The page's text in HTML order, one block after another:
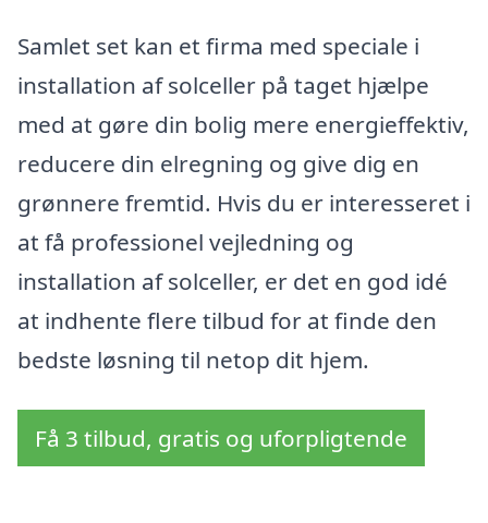
Samlet set kan et firma med speciale i
installation af solceller på taget hjælpe
med at gøre din bolig mere energieffektiv,
reducere din elregning og give dig en
grønnere fremtid. Hvis du er interesseret i
at få professionel vejledning og
installation af solceller, er det en god idé
at indhente flere tilbud for at finde den
bedste løsning til netop dit hjem.
Få 3 tilbud, gratis og uforpligtende